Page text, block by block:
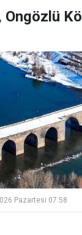
Ongözlü
Pazartesi 07:58